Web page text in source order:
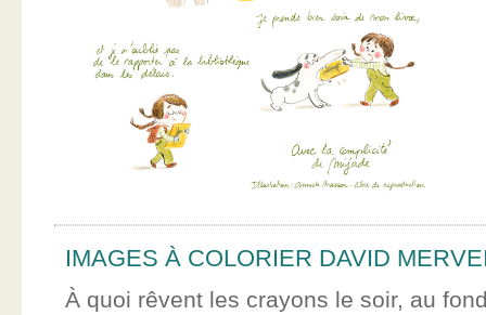
IMAGES À COLORIER DAVID
À quoi rêvent les crayons le soir, au